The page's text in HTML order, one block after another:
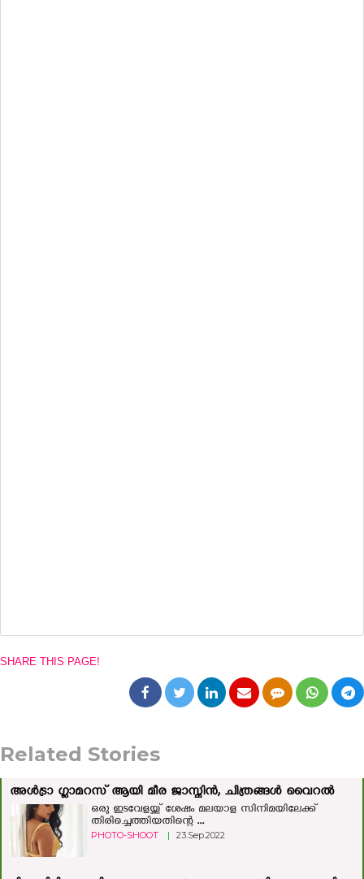
SHARE THIS PAGE!
Related Stories
അൾട്രാ ഗ്ലാമറസ് ആയി മീര ജാസ്മിൻ, ചിത്രങ്ങൾ വൈറൽ
ഒരു ഇടവേളയ്ക്ക് ശേഷം മലയാള സിനിമയിലേക്ക്
തിരിച്ചെത്തിയതിന്റെ ...
PHOTO-SHOOT | 23.Sep.2022